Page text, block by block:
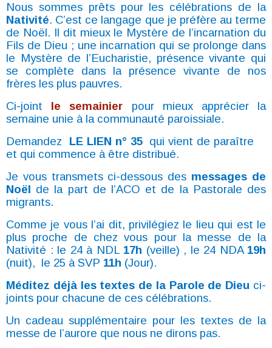
Nous sommes prêts pour les célébrations de la
Nativité. C’est ce langage que je préfère au terme
de Noël. Il dit mieux le Mystère de l’incarnation du
Fils de Dieu ; une incarnation qui se prolonge dans
le Mystère de l’Eucharistie, présence vivante qui
se complète dans la présence vivante de nos
frères les plus pauvres.
Ci-joint le semainier pour mieux apprécier la
semaine unie à la communauté paroissiale.
Demandez LE LIEN n° 35qui vient de paraître
et qui commence à être distribué.
Je vous transmets ci-dessous des messages de
Noël de la part de l’ACO et de la Pastorale des
migrants.
Comme je vous l’ai dit, privilégiez le lieu qui est le
plus proche de chez vous pour la messe de la
Nativité : le 24 à NDL 17h (veille) , le 24 NDA 19h
(nuit), le 25 à SVP 11h (Jour).
Méditez déjà les textes de la Parole de Dieu ci-
joints pour chacune de ces célébrations.
Un cadeau supplémentaire pour les textes de la
messe de l’aurore que nous ne dirons pas.